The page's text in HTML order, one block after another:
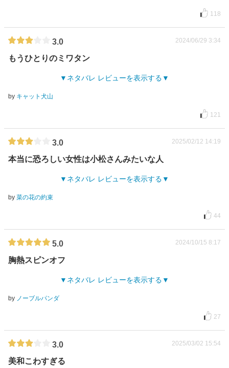
118
3.0 2024/06/29 3:34
もうひとりのミワタン
ネタバレ レビューを表示する
by キャット犬山
121
3.0 2025/02/12 14:19
本当に恐ろしい女性は小松さんみたいな人
ネタバレ レビューを表示する
by 菜の花の約束
44
5.0 2024/10/15 8:17
胸熱スピンオフ
ネタバレ レビューを表示する
by ノーブルパンダ
27
3.0 2025/03/02 15:54
美和こわすぎる